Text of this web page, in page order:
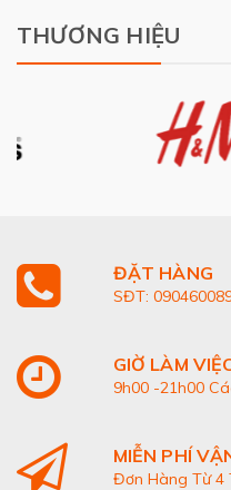
THƯƠNG HIỆU
ĐẶT HÀNG
SĐT:
GIỜ LÀM
9h00 -21h00
MIỄN PHÍ
Đơn Hàng Từ 4